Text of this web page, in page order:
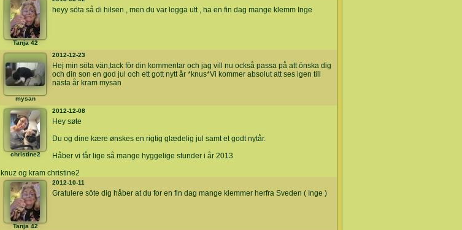
Tanja 42
heyy söta så di hilsen , men du var logga utt , ha en fin dag mange klemm Inge
mysan
2012-12-23
Hej min söta vän,tack för din kommentar och jag vill nu också passa på att önska dig
och din son en god jul och ett gott nytt år *knus*Vi kommer absolut att ses igen till
nästa år kram mysan
christine2
2012-12-08
Hey søte
Du og dine kære ønskes en rigtig glædelig jul samt et godt nytår.
Håber vi får lige så mange hyggelige stunder i år 2013
knuz og kram christine2
Tanja 42
2012-10-11
Gratulere söte dig håber at du for en fin dag mange klemmer herfra Sveden ( Inge )